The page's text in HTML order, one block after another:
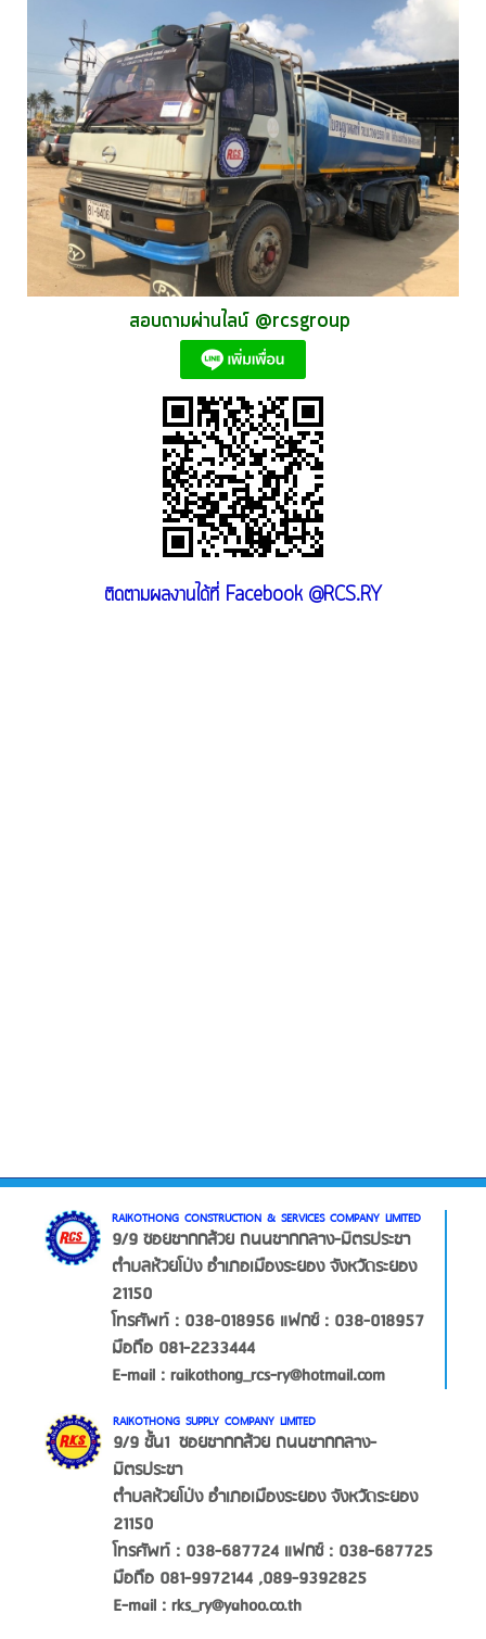
สอบถามผ่านไลน์ @rcsgroup
ติดตามผลงานได้ที่ Facebook @RCS.RY
RAIKOTHONG CONSTRUCTION & SERVICES COMPANY LIMITED
9/9 ซอยชากกล้วย ถนนชากกลาง-มิตรประชา
ตำบลห้วยโป่ง อำเภอเมืองระยอง จังหวัดระยอง
21150
โทรศัพท์ : 038-018956 แฟกซ์ : 038-018957
มือถือ 081-2233444
E-mail : raikothong_rcs-ry@hotmail.com
RAIKOTHONG SUPPLY COMPANY LIMITED
9/9 ชั้น1 ซอยชากกล้วย ถนนชากกลาง-
มิตรประชา
ตำบลห้วยโป่ง อำเภอเมืองระยอง จังหวัดระยอง
21150
โทรศัพท์ : 038-687724 แฟกซ์ : 038-687725
มือถือ 081-9972144 ,089-9392825
E-mail : rks_ry@yahoo.co.th